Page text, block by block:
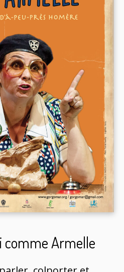
comme Armelle